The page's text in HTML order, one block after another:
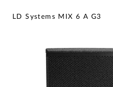
LD Systems MIX 6 A G3